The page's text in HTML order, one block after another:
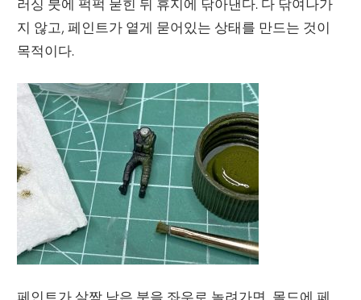
러싱 붓에 퍽퍽 묻힌 뒤 휴지에 닦아낸다. 다 닦여나가
지 않고, 페인트가 옅게 묻어있는 상태를 만드는 것이
목적이다.
페인트가 살짝 남은 붓을 좌우로 놀려가면, 몰드에 페